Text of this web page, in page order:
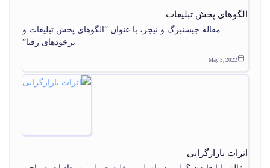
الگوهای پخش تبليغات
مقاله جیسنبرگ و نیجز، با عنوان “الگوهای پخش تبلیغات و
برخودهای رقبا”
May 5, 2022
اثرات بازارگرایی